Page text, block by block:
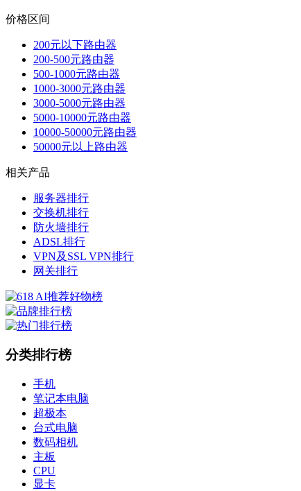
价格区间
200元以下路由器
200-500元路由器
500-1000元路由器
1000-3000元路由器
3000-5000元路由器
5000-10000元路由器
10000-50000元路由器
50000元以上路由器
相关产品
服务器排行
交换机排行
防火墙排行
ADSL排行
VPN及SSL VPN排行
网关排行
分类排行榜
手机
笔记本电脑
超极本
台式电脑
数码相机
主板
CPU
显卡